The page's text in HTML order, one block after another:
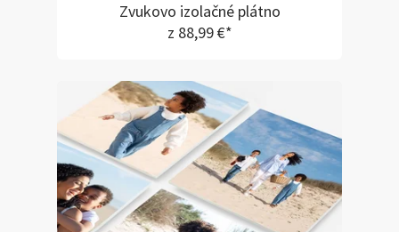
Zvukovo izolačné plátno
z 88,99 €*